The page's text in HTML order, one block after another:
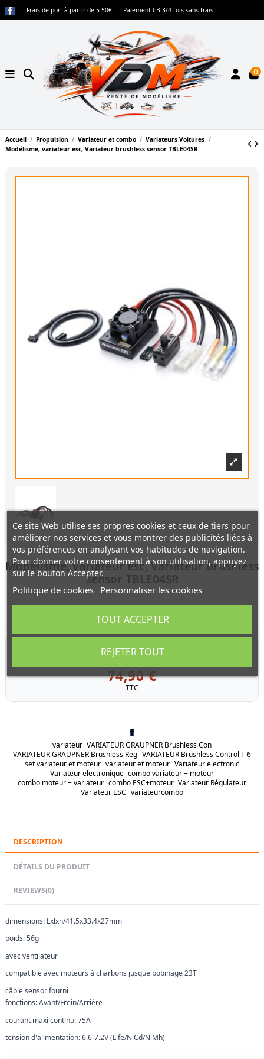
Frais de port à partir de 5.50€ Paiement CB 3/4 fois sans frais
0
Accueil Propulsion Variateur et combo
Variateurs Voitures
Modélisme, variateur esc, Variateur brushless sensor TBLE04SR
Modélisme, variateur esc, Variateur brushless
sensor TBLE04SR
RÉFÉRENCE 45070
En cours de réapprovisionnement
74,90 €
TTC
variateur VARIATEUR GRAUPNER Brushless Con
VARIATEUR GRAUPNER Brushless Reg VARIATEUR Brushless Control T 6
set variateur et moteur variateur et moteur Variateur électronic
Variateur electronique combo variateur + moteur
combo moteur + variateur combo ESC+moteur Variateur Régulateur
Variateur ESC variateurcombo
DESCRIPTION
DÉTAILS DU PRODUIT
REVIEWS(0)
dimensions: Lxlxh/41.5x33.4x27mm
poids: 56g
avec ventilateur
compatible avec moteurs à charbons jusque bobinage 23T
câble sensor fourni
fonctions: Avant/Frein/Arrière
courant maxi continu: 75A
tension d'alimentation: 6.6-7.2V (Life/NiCd/NiMh)
Ce site Web utilise ses propres cookies et ceux de tiers pour
améliorer nos services et vous montrer des publicités liées à
vos préférences en analysant vos habitudes de navigation.
Pour donner votre consentement à son utilisation, appuyez
sur le bouton Accepter.
Politique de cookies Personnaliser les cookies
REJETER TOUT
TOUT ACCEPTER